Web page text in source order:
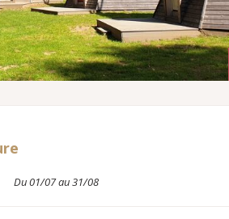
Du 01/07 au 31/08